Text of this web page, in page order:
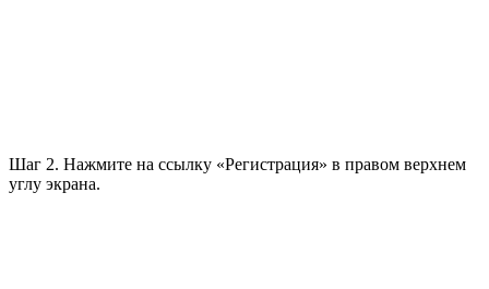
Шаг 2. Нажмите на ссылку «Регистрация» в правом верхнем
углу экрана.